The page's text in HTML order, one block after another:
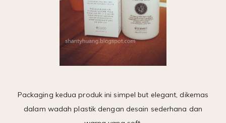
Packaging kedua produk ini simpel but elegant, dikemas
dalam wadah plastik dengan desain sederhana dan